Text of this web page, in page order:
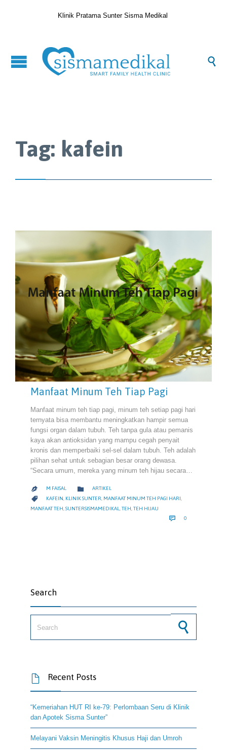
Klinik Pratama Sunter Sisma Medikal

Tag: kafein
Manfaat Minum Teh Tiap Pagi
Manfaat minum teh tiap pagi, minum teh setiap pagi hari
ternyata bisa membantu meningkatkan hampir semua
fungsi organ dalam tubuh. Teh tanpa gula atau pemanis
kaya akan antioksidan yang mampu cegah penyait
kronis dan memperbaiki sel-sel dalam tubuh. Teh adalah
pilihan sehat untuk sebagian besar orang dewasa.
“Secara umum, mereka yang minum teh hijau secara…
 M FAISAL  CATEGORY
ARTIKEL
 CATEGORY
KAFEIN, KLINIK SUNTER, MANFAAT MINUM TEH PAGI HARI ,
MANFAAT TEH SUNTERSISMAMEDIKAL TEH TEH HIJAU
 0
Search
 Recent Posts
“Kemeriahan HUT RI ke-79: Perlombaan Seru di Klinik
dan Apotek Sisma Sunter”
Melayani Vaksin Meningitis Khusus Haji dan Umroh